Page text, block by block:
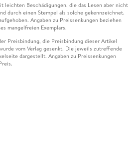
leichten Beschädigungen, die das Lesen aber nicht
durch einen Stempel als solche gekennzeichnet.
Angaben zu Preissenkungen beziehen
mangelfreien Exemplars.
Preisbindung, die Preisbindung dieser Artikel
vom Verlag gesenkt. Die jeweils zutreffende
dargestellt. Angaben zu Preissenkungen